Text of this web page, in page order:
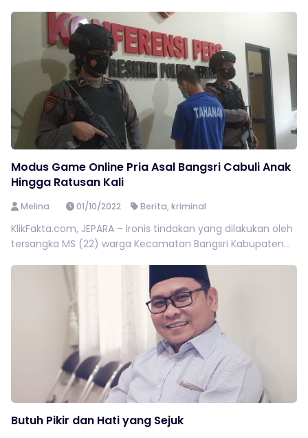
Modus Game Online Pria Asal Bangsri Cabuli Anak
Hingga Ratusan Kali
Melina 01/10/2022 Berita,kriminal
KlikFakta.com, JEPARA – Ironis tindakan yang dilakukan oleh
tersangka MS (22) warga Kecamatan Bangsri Kabupaten...
Butuh Pikir dan Hati yang Sejuk